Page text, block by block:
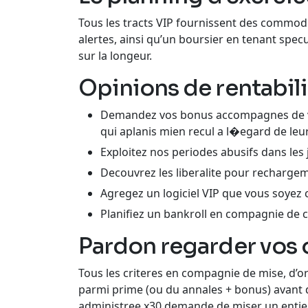
Tous les tracts VIP fournissent des
alertes, ainsi qu’un boursier en tenant
sur la longeur.
Opinions de
Demandez vos bonus accompagnes
qui aplanis mien recul a l�egard de
Exploitez nos periodes abusifs dans
Decouvrez les liberalite pour
Agregez un logiciel VIP que vous
Planifiez un bankroll en compagnie
Pardon regarder vos
Tous les criteres en compagnie de mise,
parmi prime (ou du annales + bonus)